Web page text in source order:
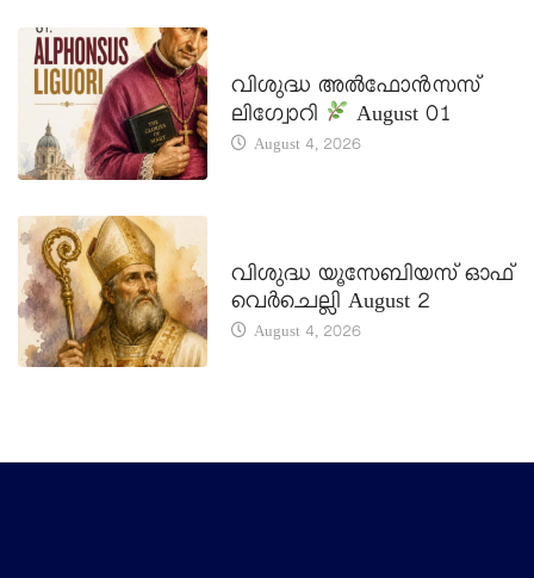
വിശുദ്ധ അൽഫോൻസസ്
ലിഗ്വോറി
August 01
August 4, 2026
വിശുദ്ധ യൂസേബിയസ് ഓഫ്
വെർചെല്ലി August 2
August 4, 2026